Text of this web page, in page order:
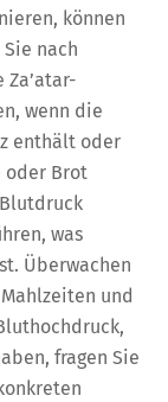
können
nach
wenn die
enthält oder
oder Brot
was
Überwachen
und
fragen Sie